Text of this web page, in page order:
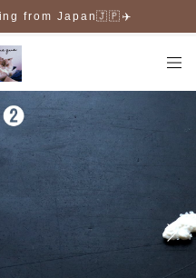
from Japan🇯🇵✈️